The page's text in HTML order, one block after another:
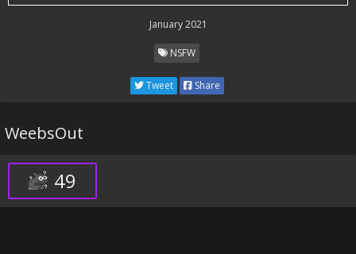
January 2021
NSFW
Tweet Share
WeebsOut
49